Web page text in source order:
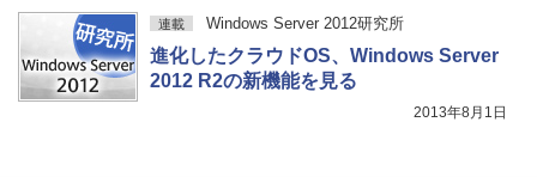
連載 Windows Server 2012研究所
進化したクラウドOS、Windows Server
2012 R2の新機能を見る
2013年8月1日